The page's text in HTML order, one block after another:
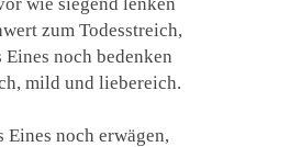
zum Todesstreich,
Eines noch bedenken
mild und liebereich.
Eines noch erwägen,